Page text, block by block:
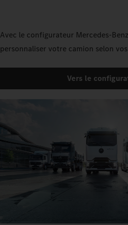
Avec le configurateur
personnaliser votre camion selon
Vers le